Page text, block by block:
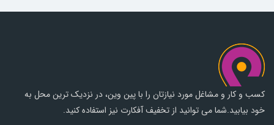
کسب و کار و مشاغل مورد نیازتان را با پین وین، در نزدیک ترین محل به
خود بیابید.شما می توانید از تخفیف آفکارت نیز استفاده کنید.